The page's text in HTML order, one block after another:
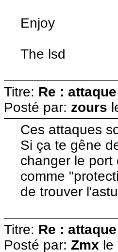
Enjoy
The lsd
Titre: Re :
Posté par: zours
Ces attaques
Si ça te gêne
changer le port
comme
de trouver
Titre: Re :
Posté par: Zmx le